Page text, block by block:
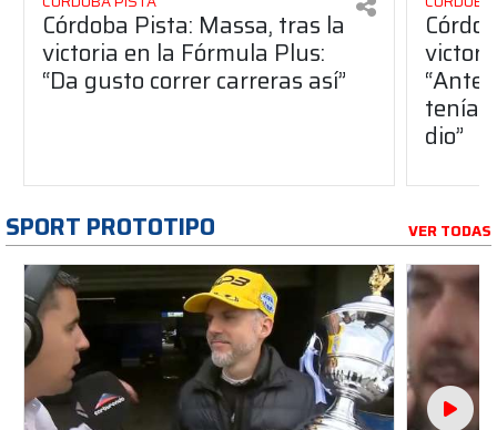
Córdoba Pista: Massa, tras la
victoria en la Fórmula Plus:
“Da gusto correr carreras así”
dio”
SPORT PROTOTIPO VER TODAS